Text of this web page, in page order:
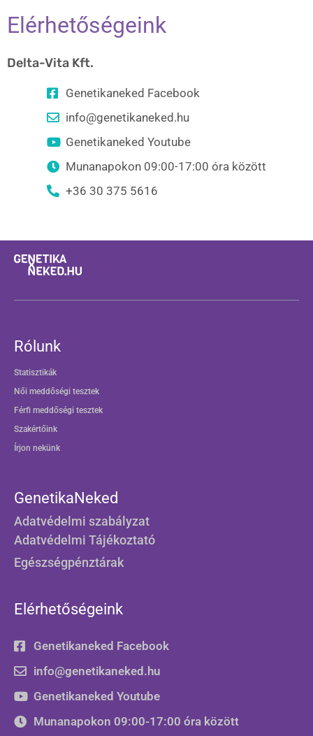
Elérhetőségeink
Delta-Vita Kft.
Genetikaneked Facebook
info@genetikaneked.hu
Genetikaneked Youtube
Munanapokon 09:00-17:00 óra között
+36 30 375 5616
Rólunk
Statisztikák
Női meddőségi tesztek
Férfi meddőségi tesztek
Szakértőink
Írjon nekünk
GenetikaNeked
Adatvédelmi szabályzat
Adatvédelmi Tájékoztató
Egészségpénztárak
Elérhetőségeink
Genetikaneked Facebook
info@genetikaneked.hu
Genetikaneked Youtube
Munanapokon 09:00-17:00 óra között